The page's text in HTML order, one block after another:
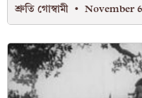
শ্রুতি গোস্বামী November